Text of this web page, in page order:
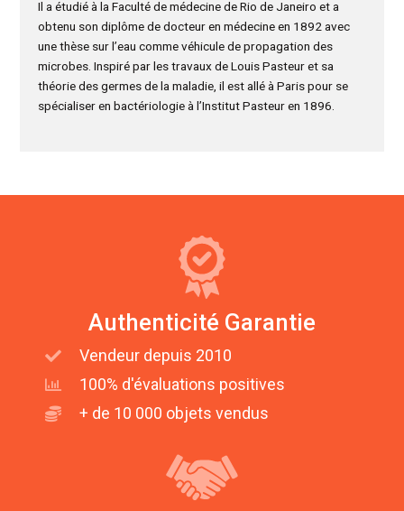
Il a étudié à la Faculté de médecine de Rio de Janeiro et a
obtenu son diplôme de docteur en médecine en 1892 avec
une thèse sur l’eau comme véhicule de propagation des
microbes. Inspiré par les travaux de Louis Pasteur et sa
théorie des germes de la maladie, il est allé à Paris pour se
spécialiser en bactériologie à l’Institut Pasteur en 1896.
Authenticité Garantie
Vendeur depuis 2010
100% d'évaluations positives
+ de 10 000 objets vendus